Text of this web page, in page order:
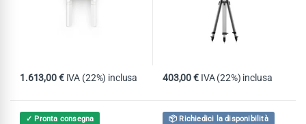
1.613,00€ IVA (22%) inclusa 403,00€ IVA (22%) inclusa
✓ Pronta consegna 📦 Richiedici la disponibilità